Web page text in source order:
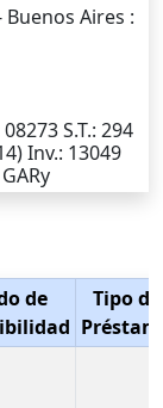
Buenos Aires :
08273S.T.: 294
Inv.: 13049
de
Tipo de